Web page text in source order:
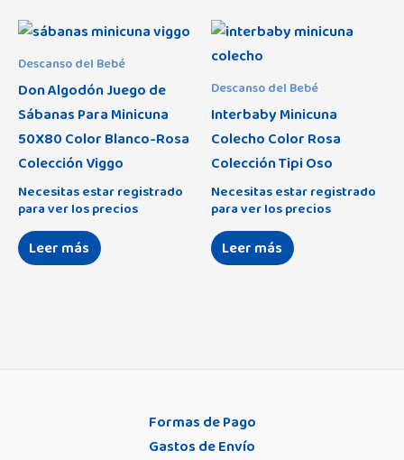
Descanso del Bebé
Don Algodón Juego de
Sábanas Para Minicuna
50X80 Color Blanco-Rosa
Colección Viggo
Necesitas estar registrado
para ver los precios
Leer más
Descanso del Bebé
Interbaby Minicuna
Colecho Color Rosa
Colección Tipi Oso
Necesitas estar registrado
para ver los precios
Leer más
Formas de Pago
Gastos de Envío